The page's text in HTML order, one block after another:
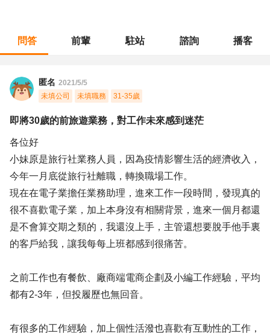
問答 前輩 駐站 諮詢 播客
匿名 2021/5/5
未填公司
未填職務 31-35歲
即將30歲的前旅遊業務，對工作未來感到迷茫
各位好
小妹原是旅行社業務人員，因為疫情影響生活的經濟收入，
今年一月底從旅行社離職，轉換職場工作。
現在在電子業擔任業務助理，進來工作一段時間，發現真的
很不喜歡電子業，加上本身沒有相關背景，進來一個月都還
是不會算交期之類的，我還沒上手，主管還想要脫手他手裏
的客戶給我，讓我每每上班都感到很痛苦。
之前工作也有餐飲、廠商端電商企劃及小編工作經驗，平均
都有2-3年，但投履歷也無回音。
有很多的工作經驗，加上個性活潑也喜歡有互動性的工作，